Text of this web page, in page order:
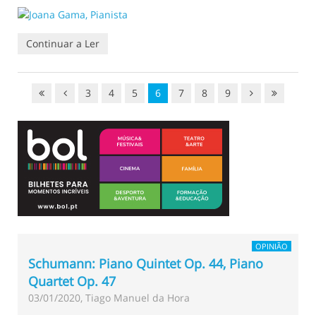
Continuar a Ler
3 4 5 6 7 8 9
OPINIÃO
Schumann: Piano Quintet Op. 44, Piano
Quartet Op. 47
03/01/2020, Tiago Manuel da Hora